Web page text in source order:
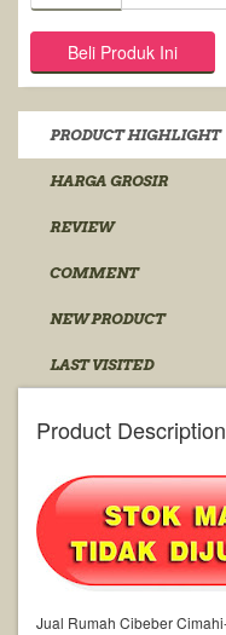
PRODUCT HIGHLIGHT
HARGA GROSIR
REVIEW
COMMENT
NEW PRODUCT
LAST VISITED
Product Description
Jual Rumah Cibeber